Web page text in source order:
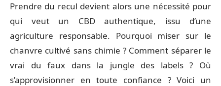
Prendre du recul devient alors une nécessité pour
qui veut un CBD authentique, issu d’une
agriculture responsable. Pourquoi miser sur le
chanvre cultivé sans chimie ? Comment séparer le
vrai du faux dans la jungle des labels ? Où
s’approvisionner en toute confiance ? Voici un